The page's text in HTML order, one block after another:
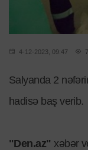
4-12-2023, 09:47
Salyanda 2
hadisə baş verib.
"Den.az" xəbər